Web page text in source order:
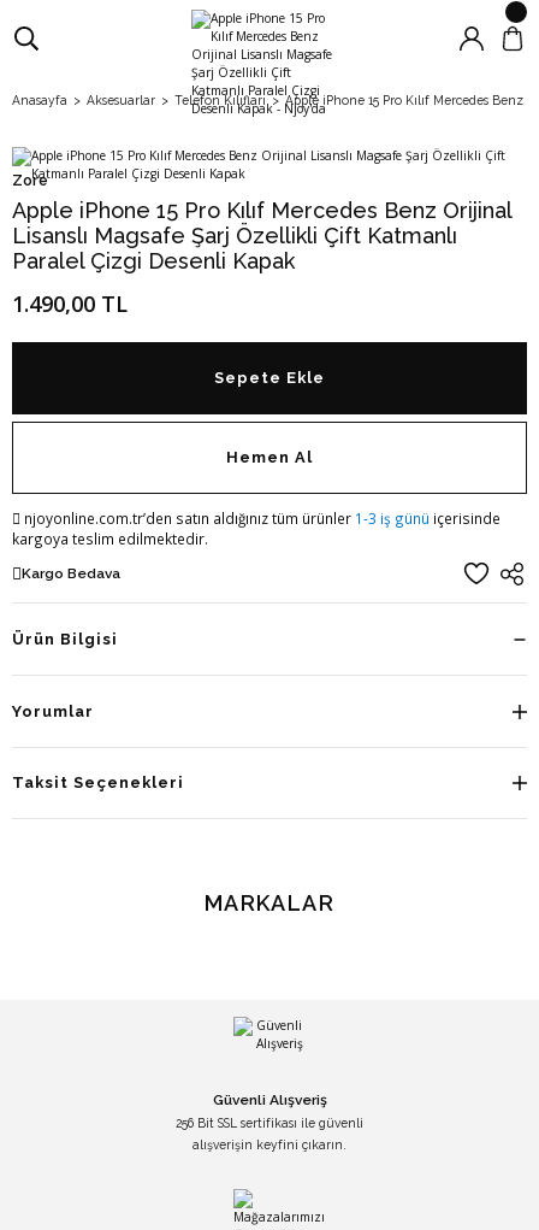
Anasayfa Aksesuarlar Telefon Kılıfları Apple iPhone 15 Pro Kılıf Mercedes Benz
Zore
Apple iPhone 15 Pro Kılıf Mercedes Benz Orijinal
Lisanslı Magsafe Şarj Özellikli Çift Katmanlı
Paralel Çizgi Desenli Kapak
1.490,00 TL
Sepete Ekle
Hemen Al
njoyonline.com.tr’den satın aldığınız tüm ürünler 1-3 iş günü içerisinde
kargoya teslim edilmektedir.
Kargo Bedava
Ürün Bilgisi
Yorumlar
Taksit Seçenekleri
MARKALAR
Güvenli Alışveriş
256 Bit SSL sertifikası ile güvenli
alışverişin keyfini çıkarın.